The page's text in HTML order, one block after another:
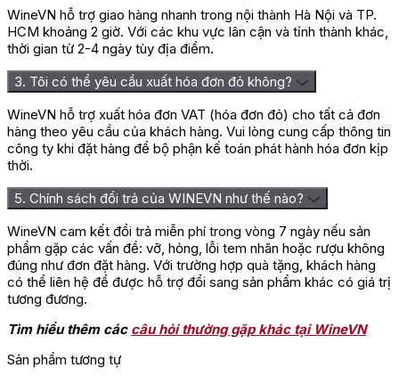
WineVN hỗ trợ giao hàng nhanh trong nội thành Hà Nội và TP.
HCM khoảng 2 giờ. Với các khu vực lân cận và tỉnh thành khác,
thời gian từ 2-4 ngày tùy địa điểm.
3. Tôi có thể yêu cầu xuất hóa đơn đỏ không?
WineVN hỗ trợ xuất hóa đơn VAT (hóa đơn đỏ) cho tất cả đơn
hàng theo yêu cầu của khách hàng. Vui lòng cung cấp thông tin
công ty khi đặt hàng để bộ phận kế toán phát hành hóa đơn kịp
thời.
5. Chính sách đổi trả của WINEVN như thế nào?
WineVN cam kết đổi trả miễn phí trong vòng 7 ngày nếu sản
phẩm gặp các vấn đề: vỡ, hỏng, lỗi tem nhãn hoặc rượu không
đúng như đơn đặt hàng. Với trường hợp quà tặng, khách hàng
có thể liên hệ để được hỗ trợ đổi sang sản phẩm khác có giá trị
tương đương.
Tìm hiểu thêm các câu hỏi thường gặp khác tại WineVN
Sản phẩm tương tự